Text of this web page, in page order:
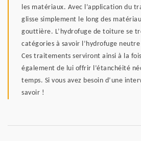
les matériaux. Avec l’application du
glisse simplement le long des
gouttière. L’hydrofuge de toiture se
catégories à savoir l’hydrofuge
Ces traitements serviront ainsi à la
également de lui offrir l’étanchéité
temps. Si vous avez besoin d’une
savoir !